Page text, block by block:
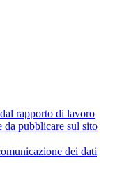
rapporto di lavoro
da pubblicare sul sito
dei dati